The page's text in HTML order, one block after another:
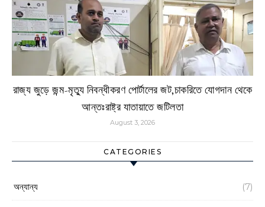
রাজ্য জুড়ে জন্ম-মৃত্যু নিবন্ধীকরণ পোর্টালের জট,চাকরিতে যোগদান থেকে
আন্তঃরাষ্ট্র যাতায়াতে জটিলতা
August 3, 2026
CATEGORIES
অন্যান্য (7)